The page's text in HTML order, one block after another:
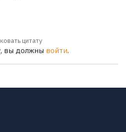
цитату
вы должны войти.